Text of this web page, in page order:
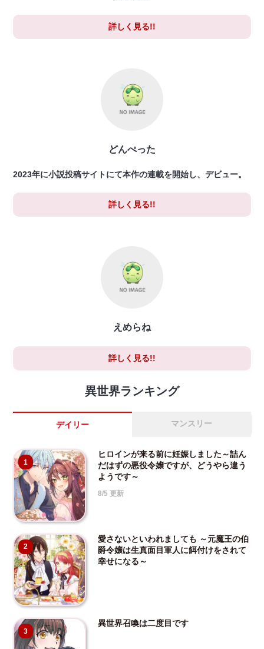
詳しく見る!!
どんぺった
2023年に小説投稿サイトにて本作の連載を開始し、デビュー。
詳しく見る!!
えめらね
詳しく見る!!
異世界ランキング
デイリー マンスリー
1
ヒロインが来る前に妊娠しました～詰ん
だはずの悪役令嬢ですが、どうやら違う
ようです～
8/5 更新
2
愛さないといわれましても ～元魔王の伯
爵令嬢は生真面目軍人に餌付けをされて
幸せになる～
3
異世界召喚は二度目です